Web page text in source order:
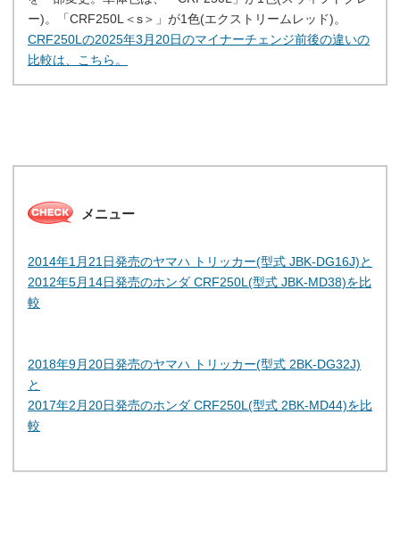
ー)。「CRF250L＜s＞」が1色(エクストリームレッド)。
CRF250Lの2025年3月20日のマイナーチェンジ前後の違いの
比較は、こちら。
メニュー
2014年1月21日発売のヤマハ トリッカー(型式 JBK-DG16J)と
2012年5月14日発売のホンダ CRF250L(型式 JBK-MD38)を比
較
2018年9月20日発売のヤマハ トリッカー(型式 2BK-DG32J)
と
2017年2月20日発売のホンダ CRF250L(型式 2BK-MD44)を比
較